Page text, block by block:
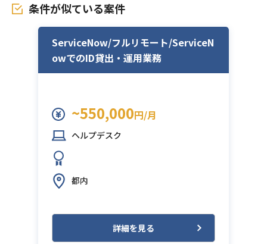
条件が似ている案件
ServiceNow/フルリモート/ServiceN
owでのID貸出・運用業務
~550,000円/月
ヘルプデスク
都内
詳細を見る